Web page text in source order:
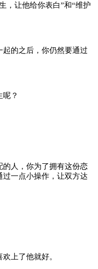
，让他给你表白”和“维护
的之后，你仍然要通过
？
人，你为了拥有这份恋
一点小操作，让双方达
上了他就好。